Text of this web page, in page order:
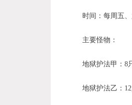
时间：每周五、
主要怪物：
地狱护法甲：8
地狱护法乙：12